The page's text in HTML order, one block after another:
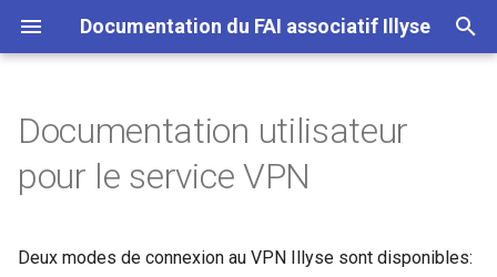
Documentation du FAI associatif Illyse
t
FTTH OHB
Note importante sur la
sécurité
Documentation utilisateur
pour le service xDSL Illyse
Documentation utilisateur
pour le service VPN
Deux modes de connexion au VPN Illyse sont disponibles: